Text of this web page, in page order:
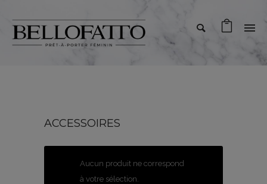
ACCESSOIRES
Aucun produit ne correspond
à votre sélection.